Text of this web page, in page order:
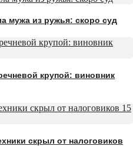
мужа из ружья: скоро суд
крупой: виновник
скрыл от налоговиков